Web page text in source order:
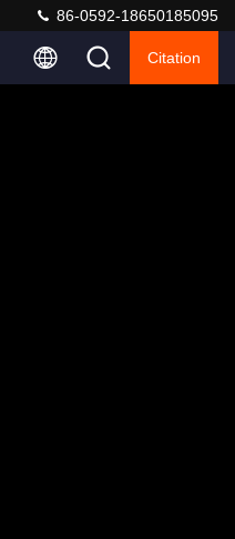
86-0592-18650185095
Citation